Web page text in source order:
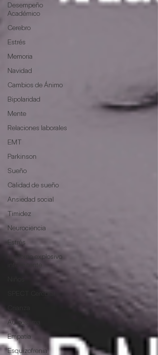
Desempeño
Académico
Cerebro
Estrés
Memoria
Navidad
Cambios de Ánimo
Bipolaridad
Mente
Relaciones laborales
EMT
Parkinson
Sueño
Calidad de sueño
Ansiedad social
Timidez
Neurociencia
Estrés
trastorno explosivo
intermitente
SPECT Cerebral
Autoestima
Empatía
Esquizofrenia